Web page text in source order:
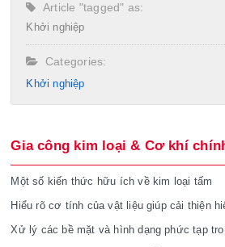
Article "tagged" as:
Khởi nghiệp
Categories:
Khởi nghiệp
Gia công kim loại & Cơ khí
Một số kiến thức hữu ích về kim loại tấm
Hiểu rõ cơ tính của vật liệu giúp cải thiện
Xử lý các bề mặt và hình dạng phức tạp